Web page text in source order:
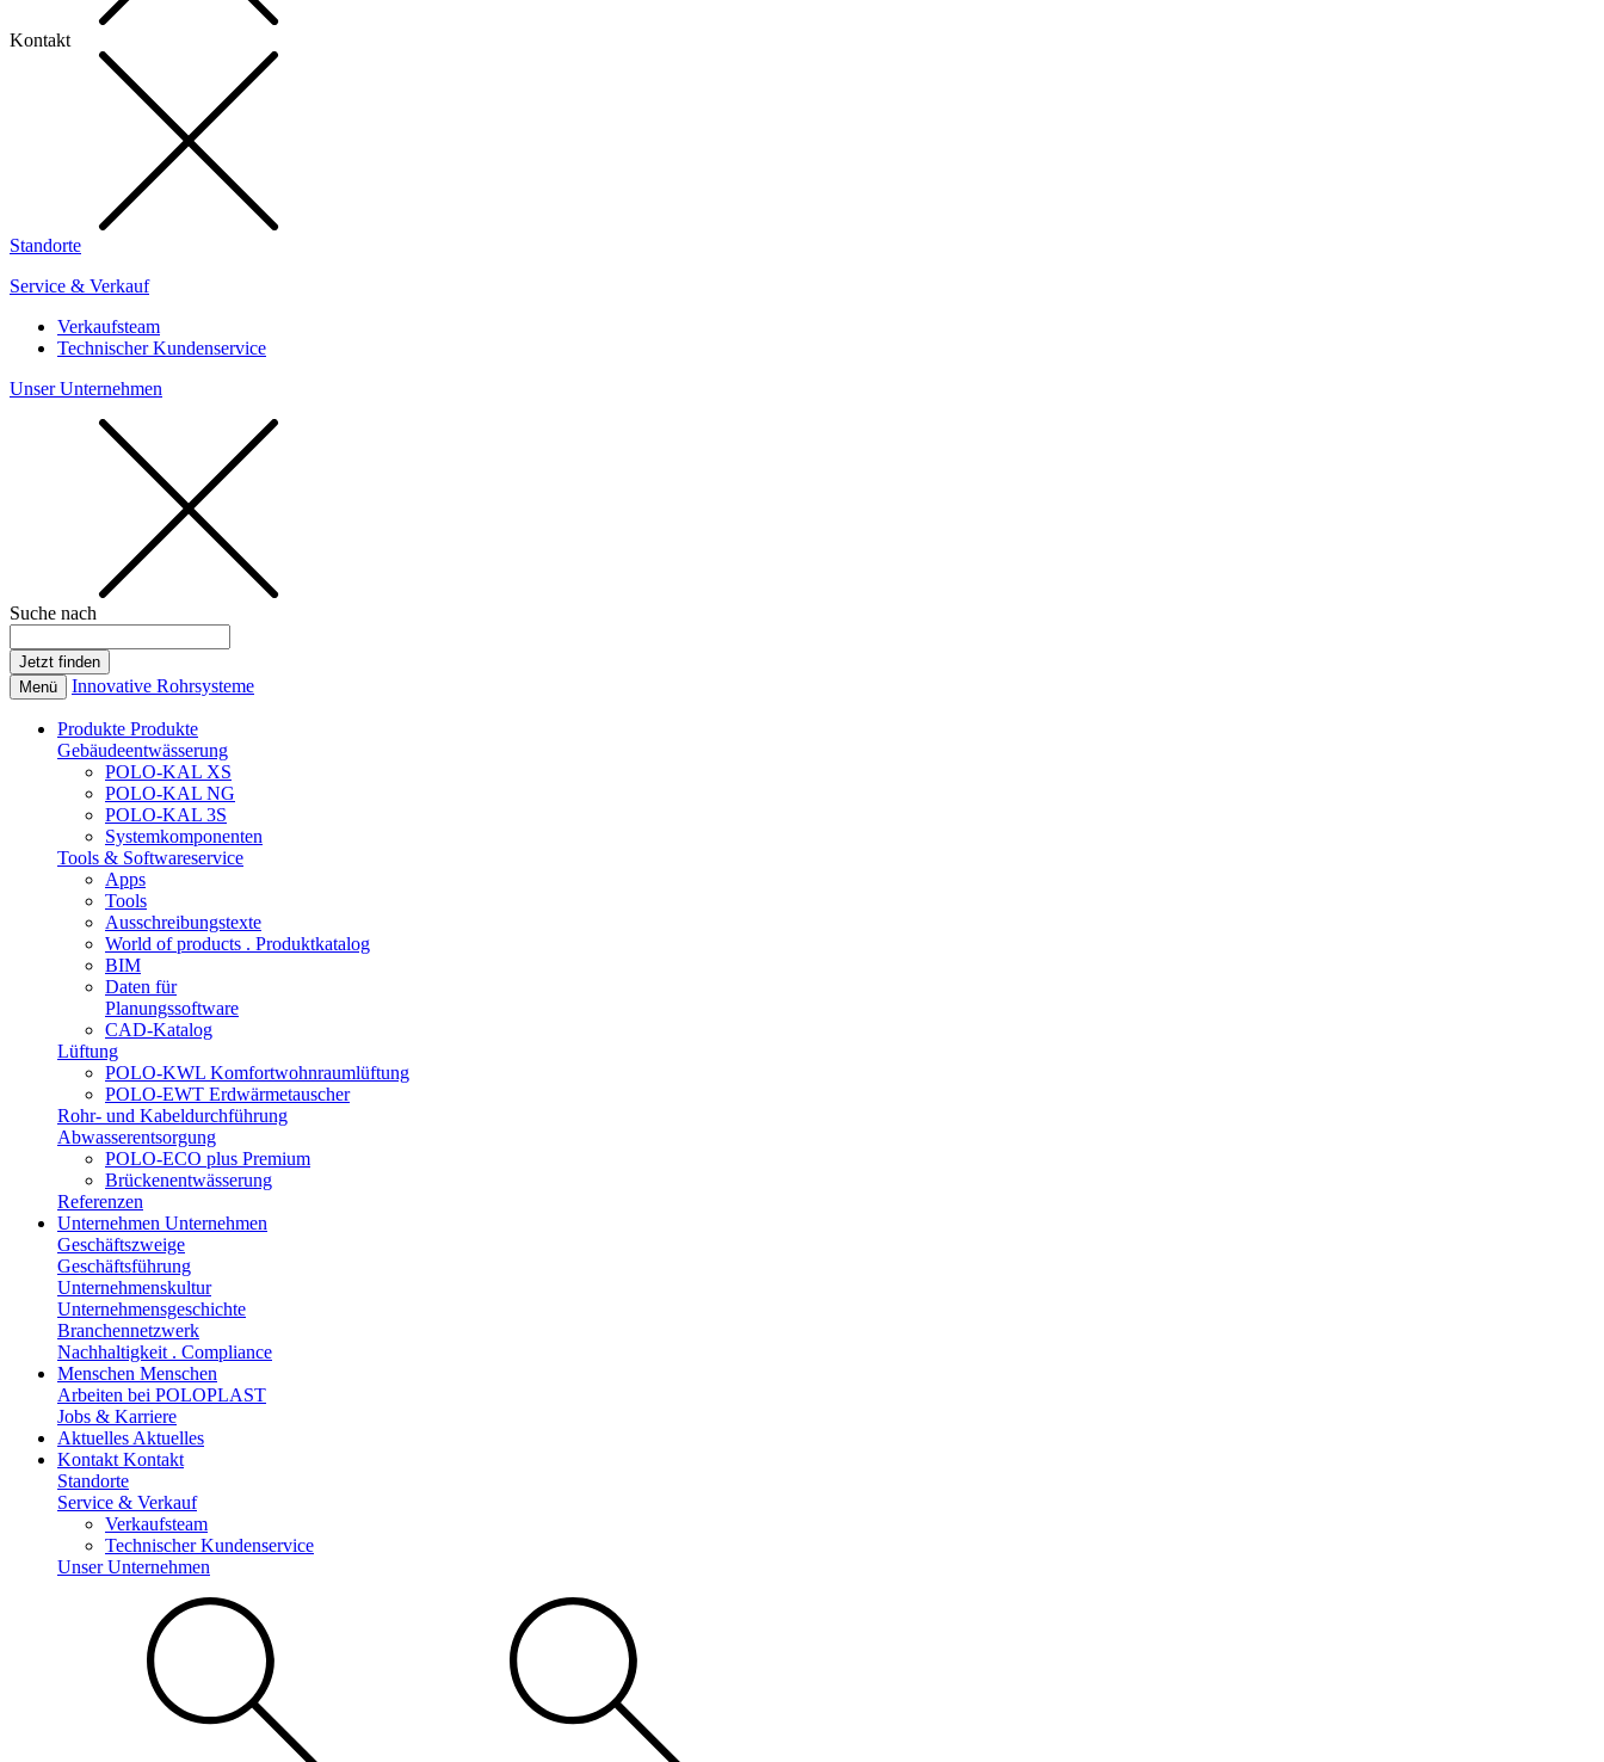
Kontakt
Standorte
Service & Verkauf
Verkaufsteam
Technischer Kundenservice
Unser Unternehmen
Suche nach
Menü Innovative Rohrsysteme
Produkte Produkte
Gebäudeentwässerung
POLO-KAL XS
POLO-KAL NG
POLO-KAL 3S
Systemkomponenten
Tools & Softwareservice
Apps
Tools
Ausschreibungstexte
World of products . Produktkatalog
BIM
Daten für
Planungssoftware
CAD-Katalog
Lüftung
POLO-KWL Komfortwohnraumlüftung
POLO-EWT Erdwärmetauscher
Rohr- und Kabeldurchführung
Abwasserentsorgung
POLO-ECO plus Premium
Brückenentwässerung
Referenzen
Unternehmen Unternehmen
Geschäftszweige
Geschäftsführung
Unternehmenskultur
Unternehmensgeschichte
Branchennetzwerk
Nachhaltigkeit . Compliance
Menschen Menschen
Arbeiten bei POLOPLAST
Jobs & Karriere
Aktuelles Aktuelles
Kontakt Kontakt
Standorte
Service & Verkauf
Verkaufsteam
Technischer Kundenservice
Unser Unternehmen